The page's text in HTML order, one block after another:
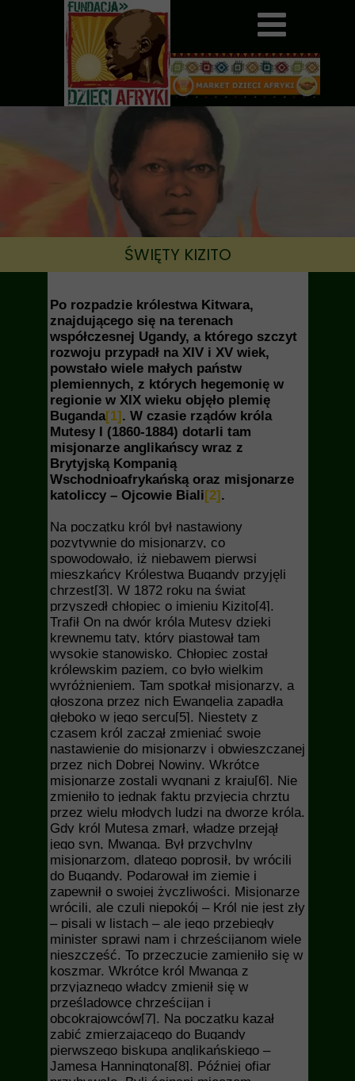
ŚWIĘTY KIZITO
Po rozpadzie królestwa Kitwara,
znajdującego się na terenach
współczesnej Ugandy, a którego szczyt
rozwoju przypadł na XIV i XV wiek,
powstało wiele małych państw
plemiennych, z których hegemonię w
regionie w XIX wieku objęło plemię
Buganda[1]. W czasie rządów króla
Mutesy I (1860-1884) dotarli tam
misjonarze anglikańscy wraz z
Brytyjską Kompanią
Wschodnioafrykańską oraz misjonarze
katoliccy – Ojcowie Biali[2].
Na początku król był nastawiony
pozytywnie do misjonarzy, co
spowodowało, iż niebawem pierwsi
mieszkańcy Królestwa Bugandy przyjęli
chrzest[3]. W 1872 roku na świat
przyszedł chłopiec o imieniu Kizito[4].
Trafił On na dwór króla Mutesy dzięki
krewnemu taty, który piastował tam
wysokie stanowisko. Chłopiec został
królewskim paziem, co było wielkim
wyróżnieniem. Tam spotkał misjonarzy, a
głoszona przez nich Ewangelia zapadła
głęboko w jego sercu[5]. Niestety z
czasem król zaczął zmieniać swoje
nastawienie do misjonarzy i obwieszczanej
przez nich Dobrej Nowiny. Wkrótce
misjonarze zostali wygnani z kraju[6]. Nie
zmieniło to jednak faktu przyjęcia chrztu
przez wielu młodych ludzi na dworze króla.
Gdy król Mutesa zmarł, władzę przejął
jego syn, Mwanga. Był przychylny
misjonarzom, dlatego poprosił, by wrócili
do Bugandy. Podarował im ziemię i
zapewnił o swojej życzliwości. Misjonarze
wrócili, ale czuli niepokój – Król nie jest zły
– pisali w listach – ale jego przebiegły
minister sprawi nam i chrześcijanom wiele
nieszczęść. To przeczucie zamieniło się w
koszmar. Wkrótce król Mwanga z
przyjaznego władcy zmienił się w
prześladowcę chrześcijan i
obcokrajowców[7]. Na początku kazał
zabić zmierzającego do Bugandy
pierwszego biskupa anglikańskiego –
Jamesa Hanningtona[8]. Później ofiar